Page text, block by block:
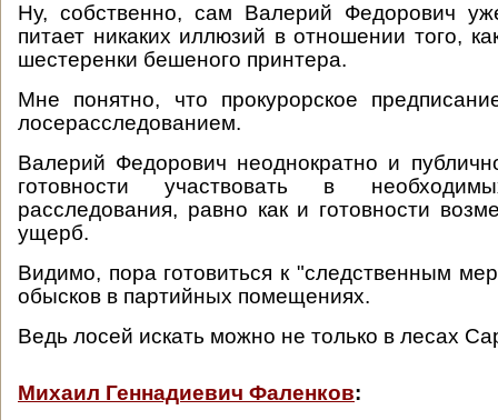
Ну, собственно, сам Валерий Федорович
питает никаких иллюзий в отношении того,
шестеренки бешеного принтера.
Мне понятно, что прокурорское
лосерасследованием.
Валерий Федорович неоднократно и
готовности участвовать в
расследования, равно как и готовности
ущерб.
Видимо, пора готовиться к "следственным
обысков в партийных помещениях.
Ведь лосей искать можно не только в лесах
Михаил Геннадиевич Фаленков: